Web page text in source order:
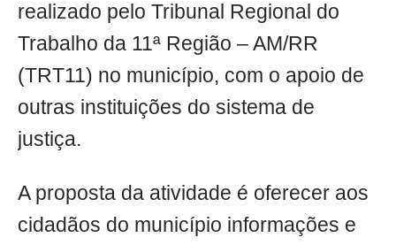
realizado pelo Tribunal Regional do
Trabalho da 11ª Região – AM/RR
(TRT11) no município, com o apoio de
outras instituições do sistema de
justiça.
A proposta da atividade é oferecer aos
cidadãos do município informações e